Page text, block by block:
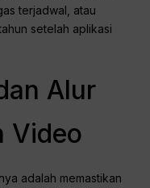
terjadwal, atau
setelah aplikasi
Alur
Video
adalah memastikan